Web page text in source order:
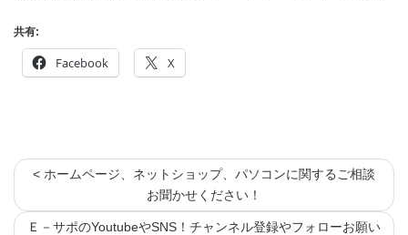
共有:
Facebook X
< ホームページ、ネットショップ、パソコンに関するご相談
お聞かせください！
Ｅ－サポのYoutubeやSNS！チャンネル登録やフォローお願い